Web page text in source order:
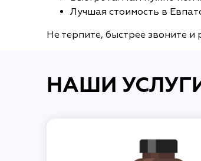
Лучшая стоимость в
Не терпите, быстрее звоните
НАШИ